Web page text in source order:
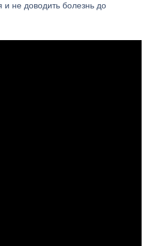
не доводить болезнь до